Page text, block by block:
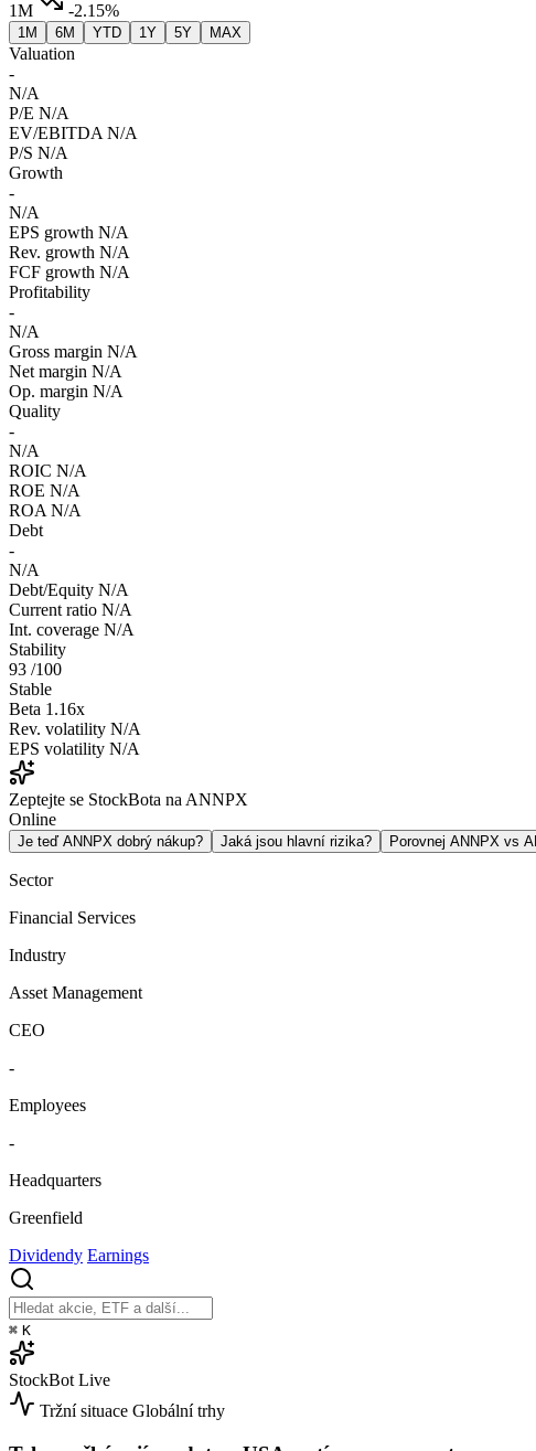
1M
-2.15%
1M 6M YTD 1Y 5Y MAX
Valuation
-
N/A
P/E N/A
EV/EBITDA N/A
P/S N/A
Growth
-
N/A
EPS growth N/A
Rev. growth N/A
FCF growth N/A
Profitability
-
N/A
Gross margin N/A
Net margin N/A
Op. margin N/A
Quality
-
N/A
ROIC N/A
ROE N/A
ROA N/A
Debt
-
N/A
Debt/Equity N/A
Current ratio N/A
Int. coverage N/A
Stability
93 /100
Stable
Beta 1.16x
Rev. volatility N/A
EPS volatility N/A
Zeptejte se StockBota na ANNPX
Online
Je teď ANNPX dobrý nákup? Jaká jsou hlavní rizika? Porovnej ANNPX vs
Sector
Financial Services
Industry
Asset Management
CEO
-
Employees
-
Headquarters
Greenfield
Dividendy Earnings
⌘ K
StockBot Live
Tržní situace Globální trhy